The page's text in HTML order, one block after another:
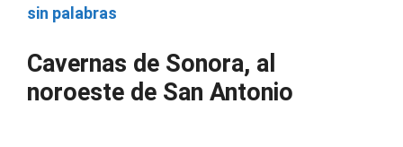
sin palabras
Cavernas de Sonora, al
noroeste de San Antonio